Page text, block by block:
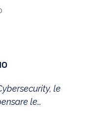
le
le